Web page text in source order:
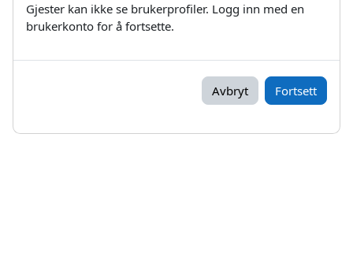
Gjester kan ikke se brukerprofiler. Logg inn med en
brukerkonto for å fortsette.
Avbryt Fortsett